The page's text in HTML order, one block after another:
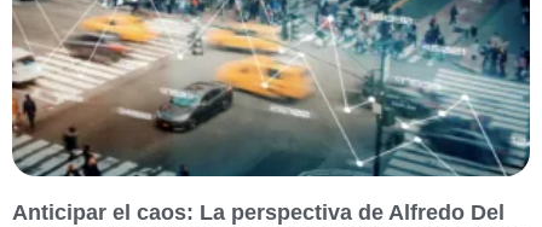
Anticipar el caos: La perspectiva de Alfredo Del